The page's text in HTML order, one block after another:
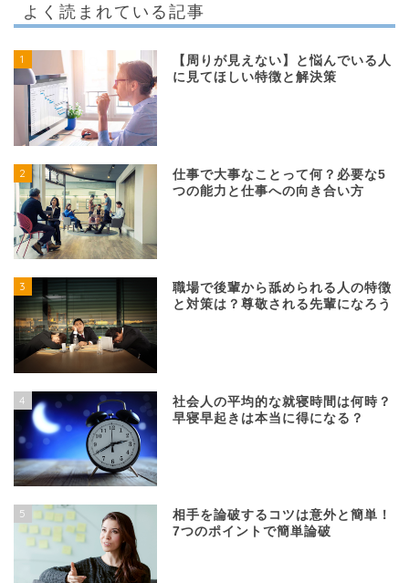
よく読まれている記事
1
【周りが見えない】と悩んでいる人
に見てほしい特徴と解決策
2
仕事で大事なことって何？必要な5
つの能力と仕事への向き合い方
3
職場で後輩から舐められる人の特徴
と対策は？尊敬される先輩になろう
4
社会人の平均的な就寝時間は何時？
早寝早起きは本当に得になる？
5
相手を論破するコツは意外と簡単！
7つのポイントで簡単論破